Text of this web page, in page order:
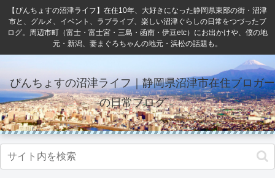
【ぴんちょすの沼津ライフ】在住10年、大好きになった静岡県東部の街・沼津
市と、グルメ、イベント、ラブライブ、楽しい沼津ぐらしの日常をつづったブ
ログ。周辺市町（富士・富士宮・三島・函南・伊豆etc）にお出かけや、僕の地
元・新潟、妻まぐろちゃんの地元・浜松の話題も。
ぴんちょすの沼津ライフ｜静岡県沼津市在住ブロガー
の日常ブログ